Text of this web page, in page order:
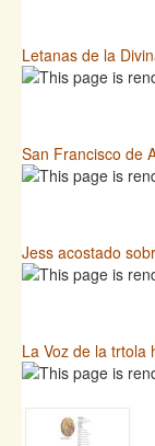
Letanas de la
San Francisco de
Jess acostado
La Voz de la trtola